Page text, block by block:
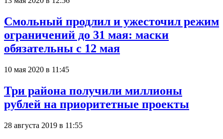
Смольный продлил и ужесточил режим
ограничений до 31 мая: маски
обязательны с 12 мая
10 мая 2020 в 11:45
Три района получили миллионы
рублей на приоритетные проекты
28 августа 2019 в 11:55